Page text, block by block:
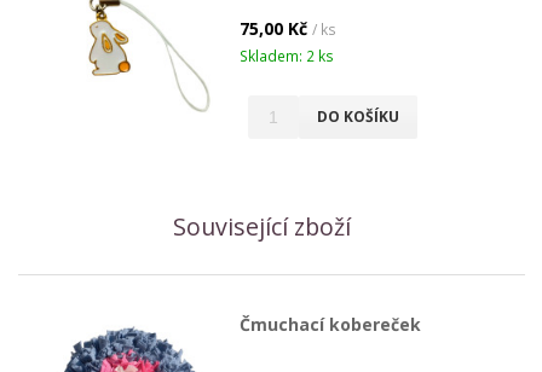
75,00 Kč / ks
Skladem: 2 ks
DO KOŠÍKU
Související zboží
Čmuchací kobereček